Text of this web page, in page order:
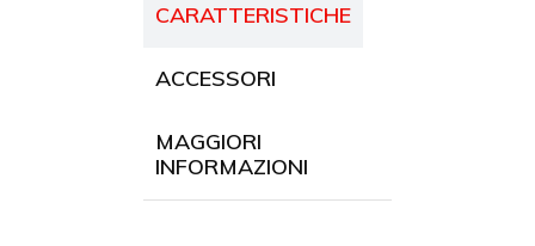
CARATTERISTICHE
ACCESSORI
MAGGIORI
INFORMAZIONI